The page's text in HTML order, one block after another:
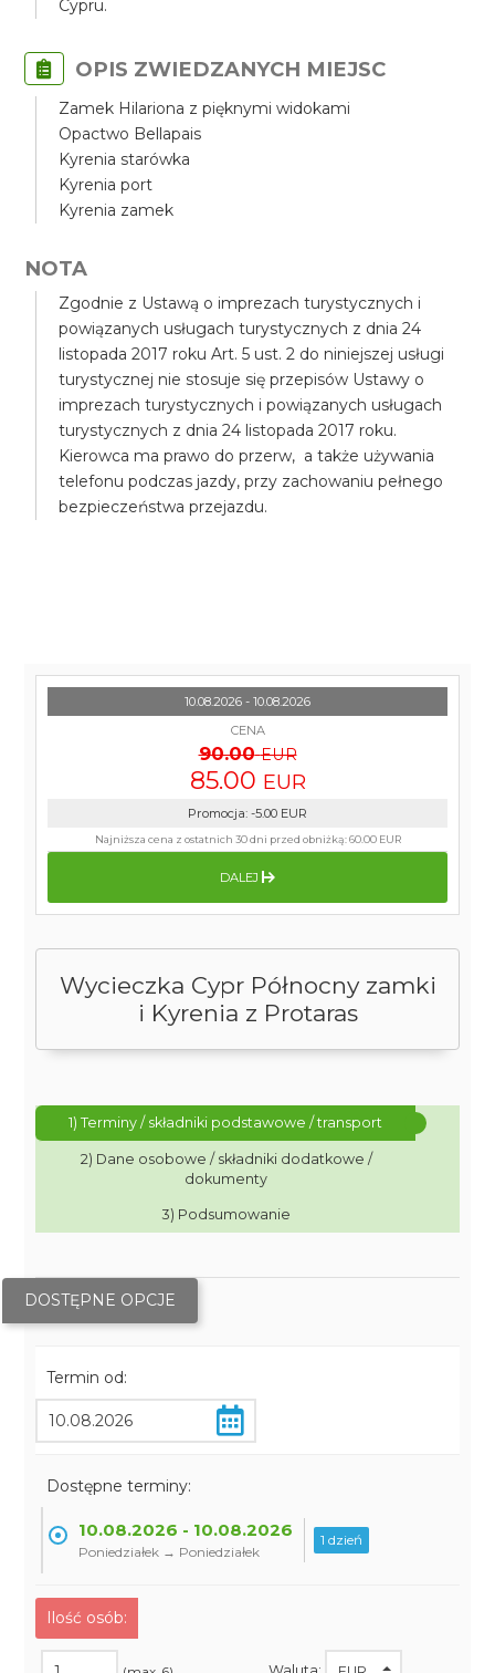
Cypru.
OPIS ZWIEDZANYCH MIEJSC
Zamek Hilariona z pięknymi widokami
Opactwo Bellapais
Kyrenia starówka
Kyrenia port
Kyrenia zamek
NOTA
Zgodnie z Ustawą o imprezach turystycznych i
powiązanych usługach turystycznych z dnia 24
listopada 2017 roku Art. 5 ust. 2 do niniejszej usługi
turystycznej nie stosuje się przepisów Ustawy o
imprezach turystycznych i powiązanych usługach
turystycznych z dnia 24 listopada 2017 roku.
Kierowca ma prawo do przerw, a także używania
telefonu podczas jazdy, przy zachowaniu pełnego
bezpieczeństwa przejazdu.
Wycieczka Cypr Północny zamki
i Kyrenia z Protaras
1) Terminy / składniki podstawowe / transport
2) Dane osobowe / składniki dodatkowe /
dokumenty
3) Podsumowanie
DOSTĘPNE OPCJE
Termin od:
Dostępne terminy:
10.08.2026 - 10.08.2026
Poniedziałek → Poniedziałek
1 dzień
Ilość osób:
10.08.2026 - 10.08.2026
CENA
90.00 EUR
85.00 EUR
Promocja: -5.00 EUR
Najniższa cena z ostatnich 30 dni przed obniżką:60.00 EUR
DALEJ